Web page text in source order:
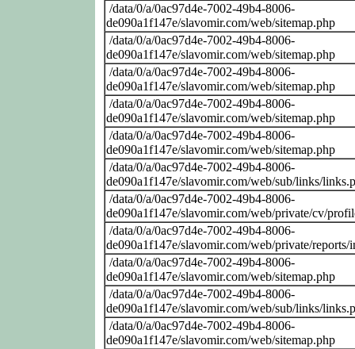
/data/0/a/0ac97d4e-7002-49b4-8006-
de090a1f147e/slavomir.com/web/sitemap.php
/data/0/a/0ac97d4e-7002-49b4-8006-
de090a1f147e/slavomir.com/web/sitemap.php
/data/0/a/0ac97d4e-7002-49b4-8006-
de090a1f147e/slavomir.com/web/sitemap.php
/data/0/a/0ac97d4e-7002-49b4-8006-
de090a1f147e/slavomir.com/web/sitemap.php
/data/0/a/0ac97d4e-7002-49b4-8006-
de090a1f147e/slavomir.com/web/sitemap.php
/data/0/a/0ac97d4e-7002-49b4-8006-
de090a1f147e/slavomir.com/web/sub/links/
/data/0/a/0ac97d4e-7002-49b4-8006-
de090a1f147e/slavomir.com/web/private/cv/
/data/0/a/0ac97d4e-7002-49b4-8006-
de090a1f147e/slavomir.com/web/private/reports/
/data/0/a/0ac97d4e-7002-49b4-8006-
de090a1f147e/slavomir.com/web/sitemap.php
/data/0/a/0ac97d4e-7002-49b4-8006-
de090a1f147e/slavomir.com/web/sub/links/
/data/0/a/0ac97d4e-7002-49b4-8006-
de090a1f147e/slavomir.com/web/sitemap.php